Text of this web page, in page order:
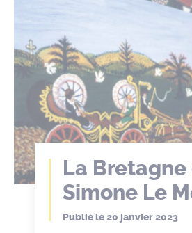
La Bretagne
Simone Le
Publié le20 janvier 2023